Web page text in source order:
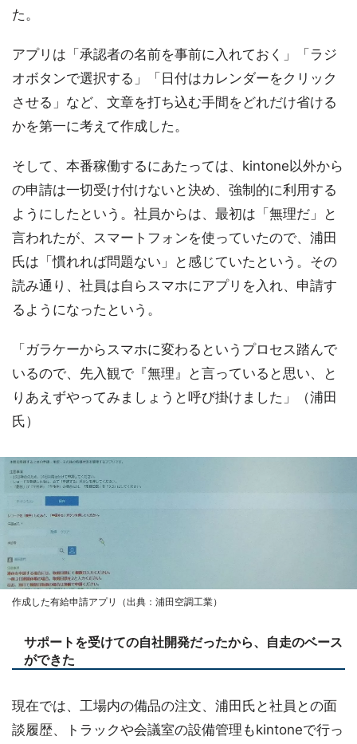
た。
アプリは「承認者の名前を事前に入れておく」「ラジ
オボタンで選択する」「日付はカレンダーをクリック
させる」など、文章を打ち込む手間をどれだけ省ける
かを第一に考えて作成した。
そして、本番稼働するにあたっては、kintone以外から
の申請は一切受け付けないと決め、強制的に利用する
ようにしたという。社員からは、最初は「無理だ」と
言われたが、スマートフォンを使っていたので、浦田
氏は「慣れれば問題ない」と感じていたという。その
読み通り、社員は自らスマホにアプリを入れ、申請す
るようになったという。
「ガラケーからスマホに変わるというプロセス踏んで
いるので、先入観で『無理』と言っていると思い、と
りあえずやってみましょうと呼び掛けました」（浦田
氏）
作成した有給申請アプリ（出典：浦田空調工業）
サポートを受けての自社開発だったから、自走のベース
ができた
現在では、工場内の備品の注文、浦田氏と社員との面
談履歴、トラックや会議室の設備管理もkintoneで行っ